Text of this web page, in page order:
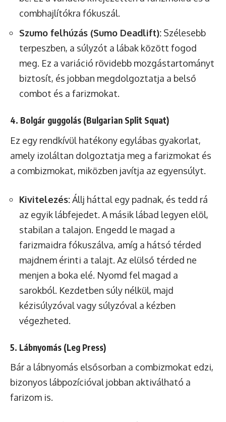
combhajlítókra fókuszál.
Szumo felhúzás (Sumo Deadlift): Szélesebb
terpeszben, a súlyzót a lábak között fogod
meg. Ez a variáció rövidebb mozgástartományt
biztosít, és jobban megdolgoztatja a belső
combot és a farizmokat.
4. Bolgár guggolás (Bulgarian Split Squat)
Ez egy rendkívül hatékony egylábas gyakorlat,
amely izoláltan dolgoztatja meg a farizmokat és
a combizmokat, miközben javítja az egyensúlyt.
Kivitelezés:Állj háttal egy padnak, és tedd rá
az egyik lábfejedet. A másik lábad legyen elöl,
stabilan a talajon. Engedd le magad a
farizmaidra fókuszálva, amíg a hátsó térded
majdnem érinti a talajt. Az elülső térded ne
menjen a boka elé. Nyomd fel magad a
sarokból. Kezdetben súly nélkül, majd
kézisúlyzóval vagy súlyzóval a kézben
végezheted.
5. Lábnyomás (Leg Press)
Bár a lábnyomás elsősorban a combizmokat edzi,
bizonyos lábpozícióval jobban aktiválható a
farizom is.